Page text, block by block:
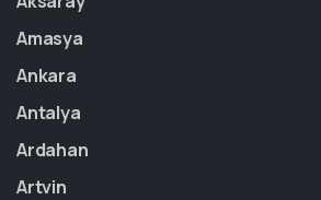
Amasya
Ankara
Antalya
Ardahan
Artvin